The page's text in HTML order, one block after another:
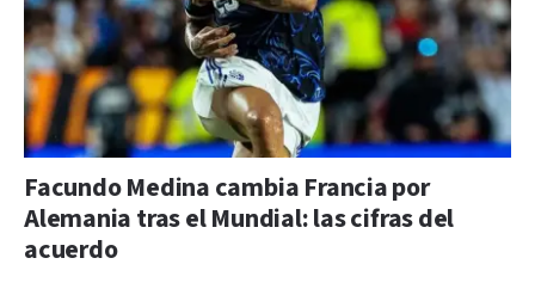
Facundo Medina cambia Francia por
Alemania tras el Mundial: las cifras del
acuerdo